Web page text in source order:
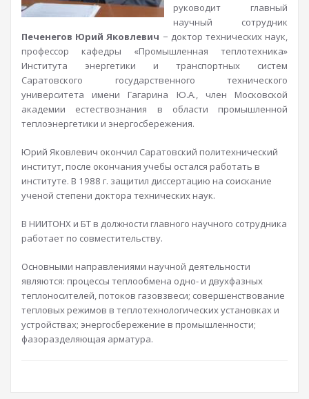
руководит главный
научный сотрудник
Печенегов Юрий Яковлевич − доктор технических наук,
профессор кафедры «Промышленная теплотехника»
Института энергетики и транспортных систем
Саратовского государственного технического
университета имени Гагарина Ю.А., член Московской
академии естествознания в области промышленной
теплоэнергетики и энергосбережения.
Юрий Яковлевич окончил Саратовский политехнический
институт, после окончания учебы остался работать в
институте. В 1988 г. защитил диссертацию на соискание
ученой степени доктора технических наук.
В НИИТОНХ и БТ в должности главного научного сотрудника
работает по совместительству.
Основными направлениями научной деятельности
являются: процессы теплообмена одно- и двухфазных
теплоносителей, потоков газовзвеси; совершенствование
тепловых режимов в теплотехнологических установках и
устройствах; энергосбережение в промышленности;
фазоразделяющая арматура.